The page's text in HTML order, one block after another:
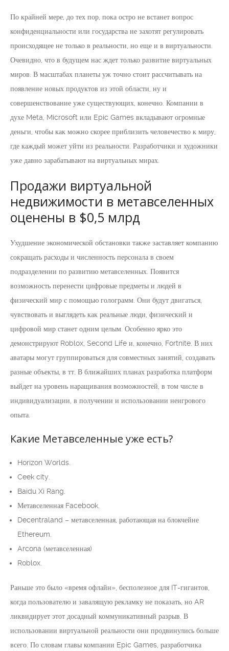
По крайней мере, до тех пор, пока остро не встанет вопрос
конфиденциальности или государства не захотят регулировать
происходящее не только в реальности, но еще и в виртуальности.
Очевидно, что в будущем нас ждет только развитие виртуальных
миров. В масштабах планеты уж точно стоит рассчитывать на
появление новых продуктов из этой области, ну и
совершенствование уже существующих, конечно. Компании в
духе Meta, Microsoft или Epic Games вкладывают огромные
деньги, чтобы как можно скорее приблизить человечество к миру,
где каждый может уйти из реальности. Разработчики и художники
уже давно зарабатывают на виртуальных мирах.
Продажи виртуальной
недвижимости в метавселенных
оценены в $0,5 млрд
Ухудшение экономической обстановки также заставляет компанию
сокращать расходы и численность персонала в своем
подразделении по развитию метавселенных. Появится
возможность перенести цифровые предметы и людей в
физический мир с помощью голограмм. Они будут двигаться,
чувствовать и выглядеть как реальные люди, физический и
цифровой мир станет одним целым. Особенно ярко это
демонстрируют Roblox, Second Life и, конечно, Fortnite. В них
аватары могут группироваться для совместных занятий, создавать
разные объекты, в тт. В ближайших планах разработка платформ
выйдет на уровень наращивания возможностей, в том числе в
индивидуализации, в получении и использовании неигрового
опыта.
Какие Метавселенные уже есть?
Horizon Worlds.
Ceek city.
Baidu Xi Rang.
Метавселенная Facebook.
Decentraland – метавселенная, работающая на блокчейне
Ethereum.
Arcona (метавселенная)
Roblox.
Раньше это было «время офлайн», бесполезное для IT-гигантов,
когда пользователю и завалящую рекламку не показать, но AR
ликвидирует этот досадный коммуникативный разрыв. В
использовании виртуальной реальности они продвинулись больше
всего. По словам главы компании Epic Games, разработчика